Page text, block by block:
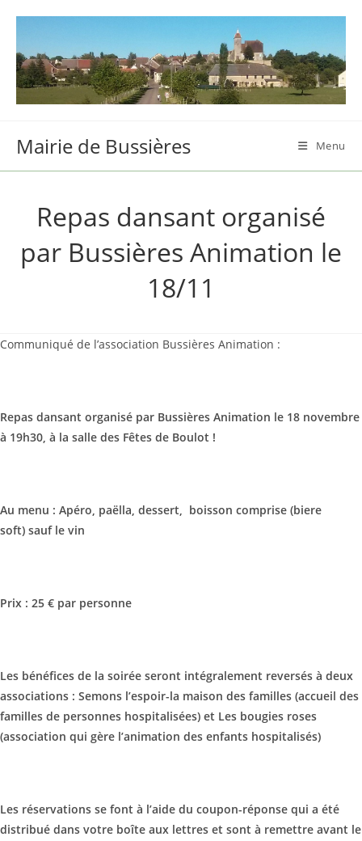
content
Mairie de Bussières Menu
Repas dansant organisé
par Bussières Animation le
18/11
Communiqué de l’association Bussières Animation :
Repas dansant organisé par Bussières Animation le 18 novembre
à 19h30, à la salle des Fêtes de Boulot !
Au menu : Apéro, paëlla, dessert, boisson comprise (biere
soft) sauf le vin
Prix : 25 € par personne
Les bénéfices de la soirée seront intégralement reversés à deux
associations : Semons l’espoir-la maison des familles (accueil des
familles de personnes hospitalisées) et Les bougies roses
(association qui gère l’animation des enfants hospitalisés)
Les réservations se font à l’aide du coupon-réponse qui a été
distribué dans votre boîte aux lettres et sont à remettre avant le